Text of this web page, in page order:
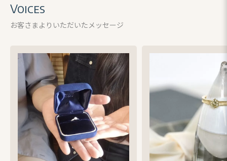
お客さまよりいただいたメッセージ
Voices